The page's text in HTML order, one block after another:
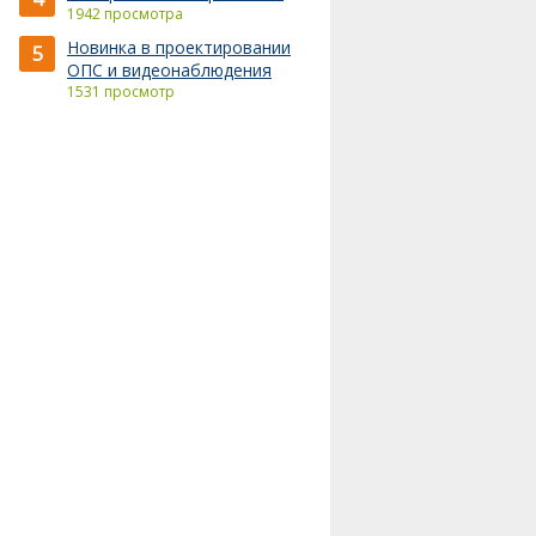
1942 просмотра
5
Новинка в проектировании
ОПС и видеонаблюдения
1531 просмотр